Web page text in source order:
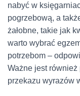
nabyć w
pogrzebową, a
żałobne, takie jak
warto wybrać
potrzebom –
Ważne jest
przekazu wyrazów